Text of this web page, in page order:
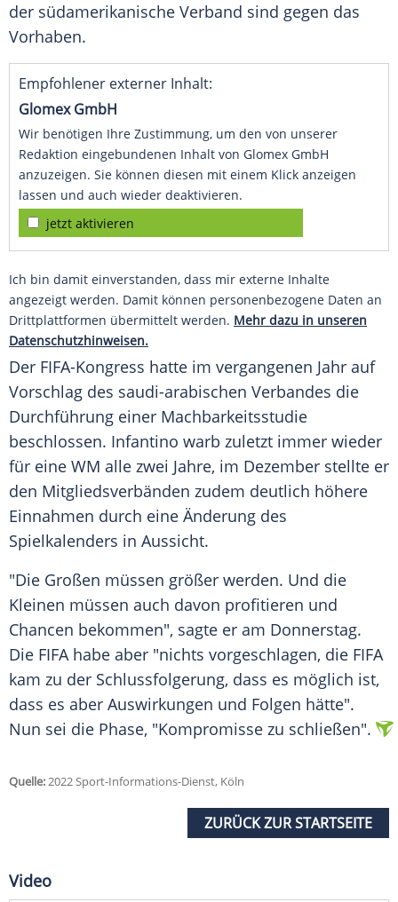
der südamerikanische Verband sind gegen das
Vorhaben.
Empfohlener externer Inhalt:
Glomex GmbH
Wir benötigen Ihre Zustimmung, um den von unserer
Redaktion eingebundenen Inhalt von Glomex GmbH
anzuzeigen. Sie können diesen mit einem Klick anzeigen
lassen und auch wieder deaktivieren.
jetzt aktivieren
Ich bin damit einverstanden, dass mir externe Inhalte
angezeigt werden. Damit können personenbezogene Daten an
Drittplattformen übermittelt werden. Mehr dazu in unseren
Datenschutzhinweisen.
Der FIFA-Kongress hatte im vergangenen Jahr auf
Vorschlag des saudi-arabischen Verbandes die
Durchführung einer Machbarkeitsstudie
beschlossen. Infantino warb zuletzt immer wieder
für eine WM alle zwei Jahre, im Dezember stellte er
den Mitgliedsverbänden zudem deutlich höhere
Einnahmen durch eine Änderung des
Spielkalenders in Aussicht.
"Die Großen müssen größer werden. Und die
Kleinen müssen auch davon profitieren und
Chancen bekommen", sagte er am Donnerstag.
Die FIFAhabe aber "nichts vorgeschlagen, die FIFA
kam zu der Schlussfolgerung, dass es möglich ist,
dass es aber Auswirkungen und Folgen hätte".
Nun sei die Phase, "Kompromisse zu schließen".
Quelle:2022 Sport-Informations-Dienst, Köln
ZURÜCK ZUR STARTSEITE
Video